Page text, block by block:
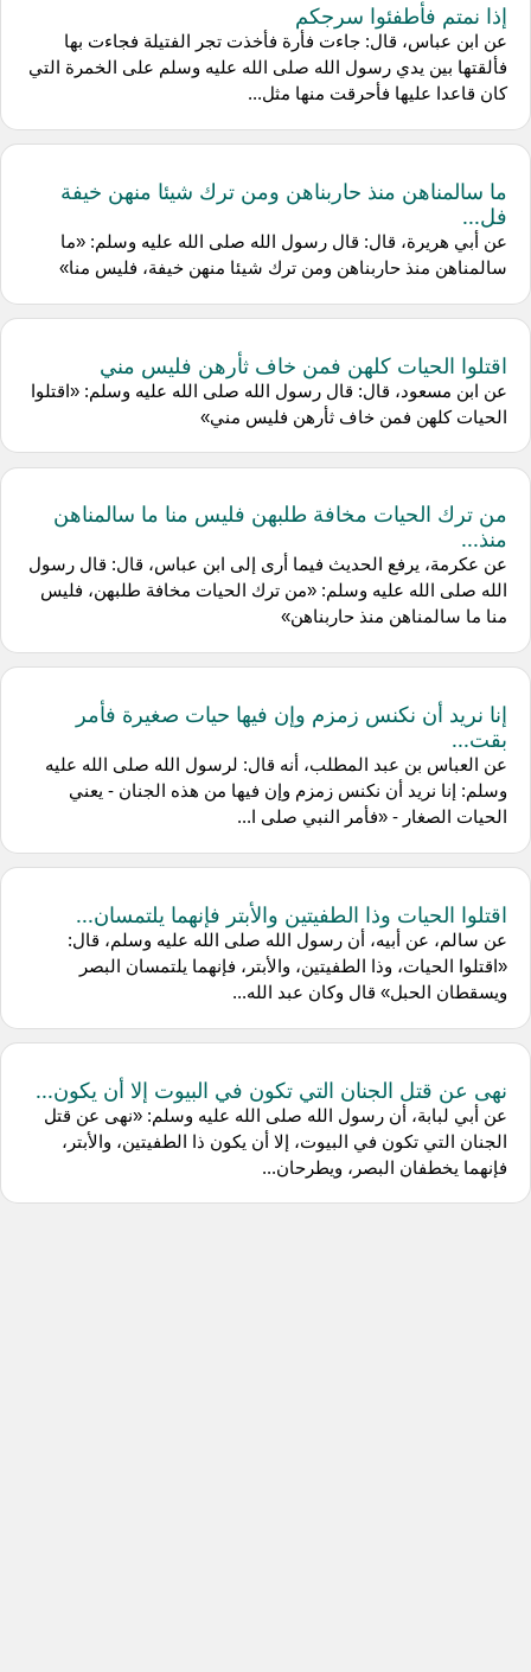
إذا نمتم فأطفئوا سرجكم
عن ابن عباس، قال: جاءت فأرة فأخذت تجر الفتيلة فجاءت بها
فألقتها بين يدي رسول الله صلى الله عليه وسلم على الخمرة التي
كان قاعدا عليها فأحرقت منها مثل...
ما سالمناهن منذ حاربناهن ومن ترك شيئا منهن خيفة
فل...
عن أبي هريرة، قال: قال رسول الله صلى الله عليه وسلم: «ما
سالمناهن منذ حاربناهن ومن ترك شيئا منهن خيفة، فليس منا»
اقتلوا الحيات كلهن فمن خاف ثأرهن فليس مني
عن ابن مسعود، قال: قال رسول الله صلى الله عليه وسلم: «اقتلوا
الحيات كلهن فمن خاف ثأرهن فليس مني»
من ترك الحيات مخافة طلبهن فليس منا ما سالمناهن
منذ...
عن عكرمة، يرفع الحديث فيما أرى إلى ابن عباس، قال: قال رسول
الله صلى الله عليه وسلم: «من ترك الحيات مخافة طلبهن، فليس
منا ما سالمناهن منذ حاربناهن»
إنا نريد أن نكنس زمزم وإن فيها حيات صغيرة فأمر
بقت...
عن العباس بن عبد المطلب، أنه قال: لرسول الله صلى الله عليه
وسلم: إنا نريد أن نكنس زمزم وإن فيها من هذه الجنان - يعني
الحيات الصغار - «فأمر النبي صلى ا...
اقتلوا الحيات وذا الطفيتين والأبتر فإنهما يلتمسان...
عن سالم، عن أبيه، أن رسول الله صلى الله عليه وسلم، قال:
«اقتلوا الحيات، وذا الطفيتين، والأبتر، فإنهما يلتمسان البصر
ويسقطان الحبل» قال وكان عبد الله...
نهى عن قتل الجنان التي تكون في البيوت إلا أن يكون...
عن أبي لبابة، أن رسول الله صلى الله عليه وسلم: «نهى عن قتل
الجنان التي تكون في البيوت، إلا أن يكون ذا الطفيتين، والأبتر،
فإنهما يخطفان البصر، ويطرحان...